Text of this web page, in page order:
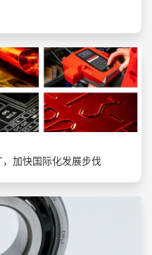
加快国际化发展步伐